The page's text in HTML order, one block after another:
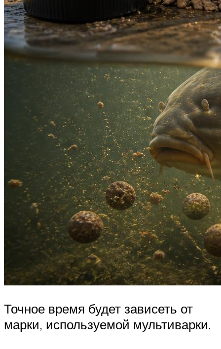
Точное время будет зависеть от
марки, используемой мультиварки.